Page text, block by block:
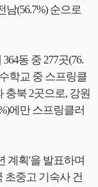
남(56.7%) 순으로
동 중 277곳(76.
학교 중 스프링클
충북 2곳으로, 강원
에만 스프링클러
계획'을 발표하며
초중고 기숙사 건